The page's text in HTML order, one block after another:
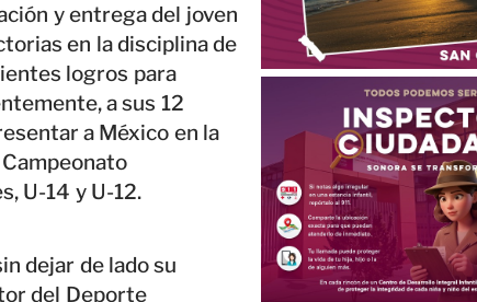
y entrega del joven
en la disciplina de
logros para
a sus 12
a México en la
U-14 y U-12.
dejar de lado su
del Deporte